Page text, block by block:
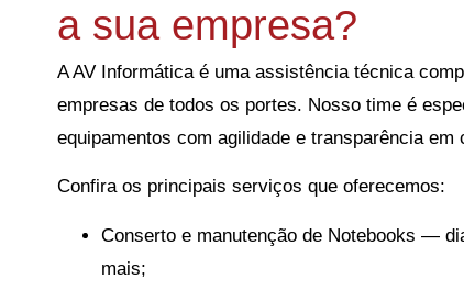
a sua empresa?
A AV Informática é uma assistência técnica
empresas de todos os portes. Nosso time é
equipamentos com agilidade e transparência em
Confira os principais serviços que oferecemos:
Conserto e manutenção de Notebooks —
mais;